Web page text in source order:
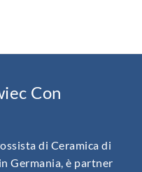
Con
di Ceramica di
Germania, è partner